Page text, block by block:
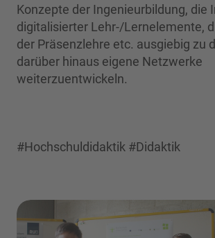
Konzepte der Ingenieurbildung, die
digitalisierter Lehr-/Lernelemente,
der Präsenzlehre etc. ausgiebig zu
darüber hinaus eigene Netzwerke
weiterzuentwickeln.
#Hochschuldidaktik #Didaktik